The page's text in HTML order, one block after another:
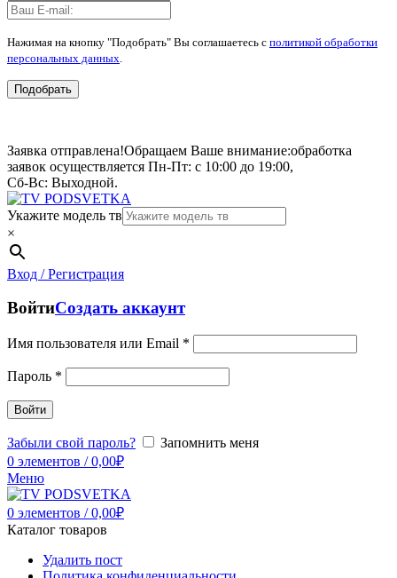
Нажимая на кнопку "Подобрать" Вы соглашаетесь с политикой обработки
персональных данных
Подобрать
Заявка отправлена!Обращаем Ваше внимание:обработка
заявок осуществляется Пн-Пт: с 10:00 до 19:00,
Сб-Вс: Выходной.
Укажите модель тв
×
Вход / Регистрация
ВойтиСоздать аккаунт
Имя пользователя или Email *
Пароль *
Войти
Забыли свой пароль?
Запомнить меня
0 элементов / 0,00₽
Меню
0 элементов / 0,00₽
Каталог товаров
Удалить пост